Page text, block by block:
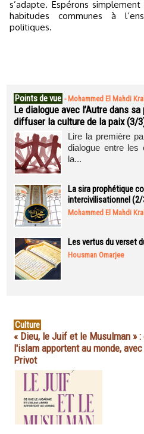
s’adapte. Espérons
habitudes communes à
politiques.
Points de vue - Mohammed El Mahdi
Le dialogue avec l’Autre dans
diffuser la culture de la paix (3/
Lire la première
dialogue entre les
la...
La sira prophétique
intercivilisationnel
Mohammed El Mahdi
Les vertus du verset
Housman Omarjee
Culture
« Dieu, le Juif et le Musulman »
l'islam apportent au monde,
Privot